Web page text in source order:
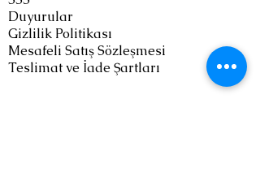
Duyurular
Gizlilik Politikası
Mesafeli Satış Sözleşmesi
Teslimat ve İade Şartları